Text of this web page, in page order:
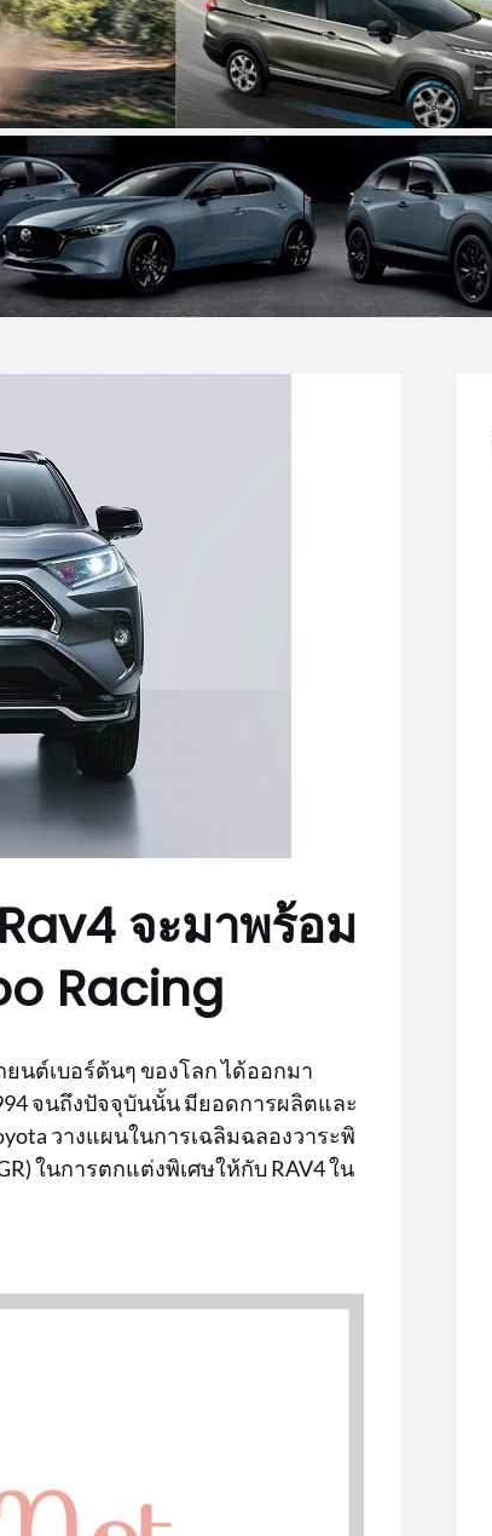
จะมาพร้อม
Racing
นต์เบอร์ต้นๆ ของโลก ได้ออกมา
จนถึงปัจจุบันนั้น มียอดการผลิตและ
วางแผนในการเฉลิมฉลองวาระพิ
ในการตกแต่งพิเศษให้กับ RAV4 ใน